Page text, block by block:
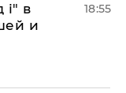
і" в
и
18:55